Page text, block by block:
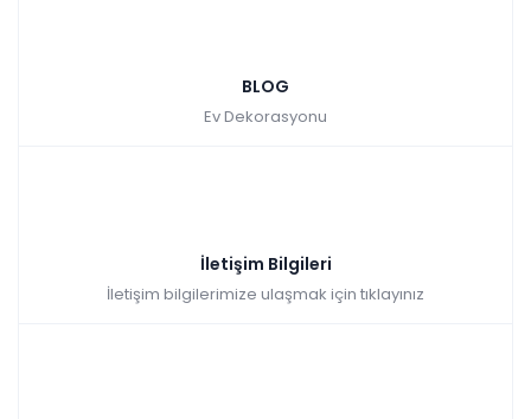
BLOG
Ev Dekorasyonu
İletişim Bilgileri
İletişim bilgilerimize ulaşmak için tıklayınız